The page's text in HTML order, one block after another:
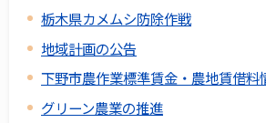
栃木県カメムシ防除作戦
地域計画の公告
下野市農作業標準賃金・農地賃借料
グリーン農業の推進